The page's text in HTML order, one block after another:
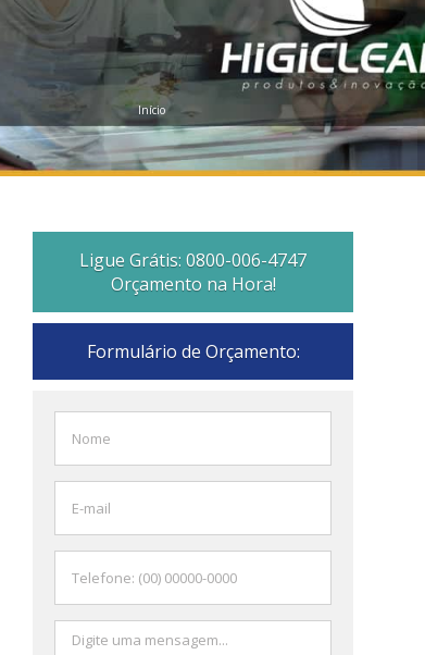
Início
Ligue Grátis: 0800-006-4747
Orçamento na Hora!
Formulário de Orçamento: